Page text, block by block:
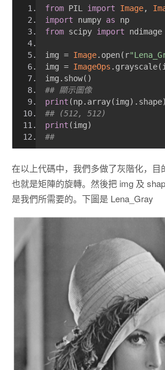
from PIL import Image,
import numpy as np
from scipy import ndimage
img = Image. open( r
img = ImageOps . grayscale(
img . show()
## 顯示圖像
print (np. array(img). shape)
## (512, 512)
print (img)
##
在以上代碼中，我們多做了灰階化，目
也就是矩陣的旋轉。然後把 img 及
是我們所需要的。下圖是 Lena_Gray